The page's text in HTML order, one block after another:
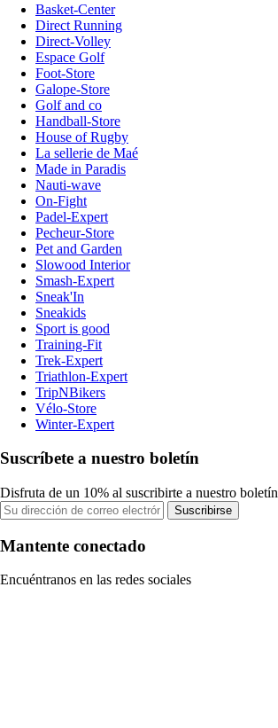
Basket-Center
Direct Running
Direct-Volley
Espace Golf
Foot-Store
Galope-Store
Golf and co
Handball-Store
House of Rugby
La sellerie de Maé
Made in Paradis
Nauti-wave
On-Fight
Padel-Expert
Pecheur-Store
Pet and Garden
Slowood Interior
Smash-Expert
Sneak'In
Sneakids
Sport is good
Training-Fit
Trek-Expert
Triathlon-Expert
TripNBikers
Vélo-Store
Winter-Expert
Suscríbete a nuestro boletín
Disfruta de un 10% al suscribirte a nuestro boletín
Suscribirse
Mantente conectado
Encuéntranos en las redes sociales